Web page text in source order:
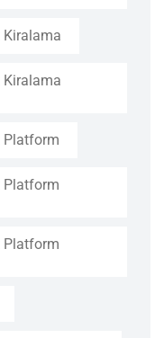
Kiralama
Kiralama
Platform
Platform
Platform